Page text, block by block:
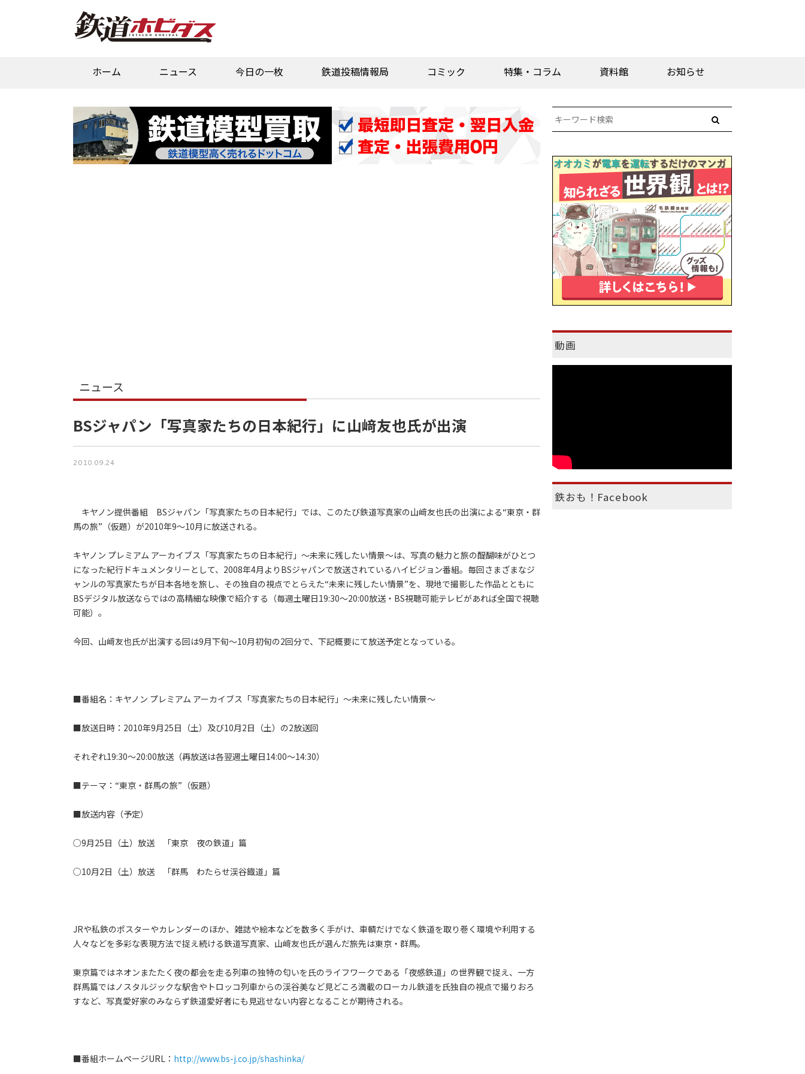
ホーム ニュース 今日の一枚 鉄道投稿情報局 コミック 特集・コラム 資料館 お知らせ
ニュース
BSジャパン「写真家たちの日本紀行」に山﨑友也氏が出演
2010.09.24
キヤノン提供番組 BSジャパン「写真家たちの日本紀行」では、このたび鉄道写真家の山﨑友也氏の出演による“東京・群
馬の旅”（仮題）が2010年9～10月に放送される。
キヤノン プレミアム アーカイブス「写真家たちの日本紀行」～未来に残したい情景～は、写真の魅力と旅の醍醐味がひとつ
になった紀行ドキュメンタリーとして、2008年4月よりBSジャパンで放送されているハイビジョン番組。毎回さまざまなジ
ャンルの写真家たちが日本各地を旅し、その独自の視点でとらえた“未来に残したい情景”を、現地で撮影した作品とともに
BSデジタル放送ならではの高精細な映像で紹介する（毎週土曜日19:30～20:00放送・BS視聴可能テレビがあれば全国で視聴
可能）。
今回、山﨑友也氏が出演する回は9月下旬～10月初旬の2回分で、下記概要にて放送予定となっている。
■番組名：キヤノン プレミアム アーカイブス「写真家たちの日本紀行」～未来に残したい情景～
■放送日時：2010年9月25日（土）及び10月2日（土）の2放送回
それぞれ19:30～20:00放送（再放送は各翌週土曜日14:00～14:30）
■テーマ：“東京・群馬の旅”（仮題）
■放送内容（予定）
○9月25日（土）放送 「東京 夜の鉄道」篇
○10月2日（土）放送 「群馬 わたらせ渓谷鐡道」篇
JRや私鉄のポスターやカレンダーのほか、雑誌や絵本などを数多く手がけ、車輌だけでなく鉄道を取り巻く環境や利用する
人々などを多彩な表現方法で捉え続ける鉄道写真家、山﨑友也氏が選んだ旅先は東京・群馬。
東京篇ではネオンまたたく夜の都会を走る列車の独特の匂いを氏のライフワークである「夜感鉄道」の世界観で捉え、一方
群馬篇ではノスタルジックな駅舎やトロッコ列車からの渓谷美など見どころ満載のローカル鉄道を氏独自の視点で撮りおろ
すなど、写真愛好家のみならず鉄道愛好者にも見逃せない内容となることが期待される。
■番組ホームページURL： http://www.bs-j.co.jp/shashinka/
動画
鉄おも！Facebook